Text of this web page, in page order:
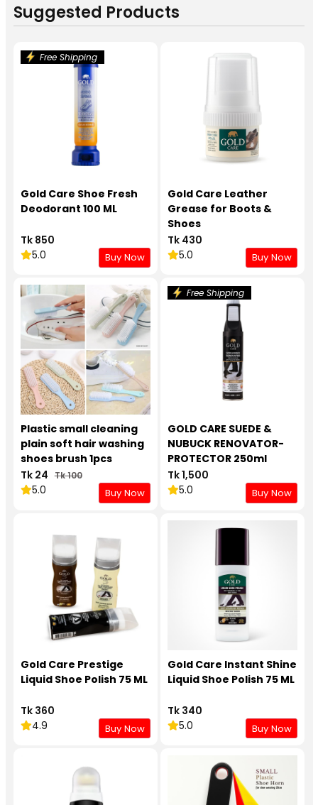
Suggested Products
Free Shipping
Gold Care Shoe Fresh
Deodorant 100 ML
Tk 850
5.0
Buy Now
Gold Care Leather
Grease for Boots &
Shoes
Tk 430
5.0
Buy Now
Plastic small cleaning
plain soft hair washing
shoes brush 1pcs
Tk 24 Tk 100
5.0 Buy Now
Free Shipping
GOLD CARE SUEDE &
NUBUCK RENOVATOR-
PROTECTOR 250ml
Tk 1,500
5.0
Buy Now
Gold Care Prestige
Liquid Shoe Polish 75 ML
Tk 360
4.9
Buy Now
Gold Care Instant Shine
Liquid Shoe Polish 75 ML
Tk 340
5.0
Buy Now